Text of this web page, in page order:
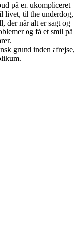
på en ukompliceret
livet, til the underdog,
der når alt er sagt og
og få et smil på
grund inden afrejse,